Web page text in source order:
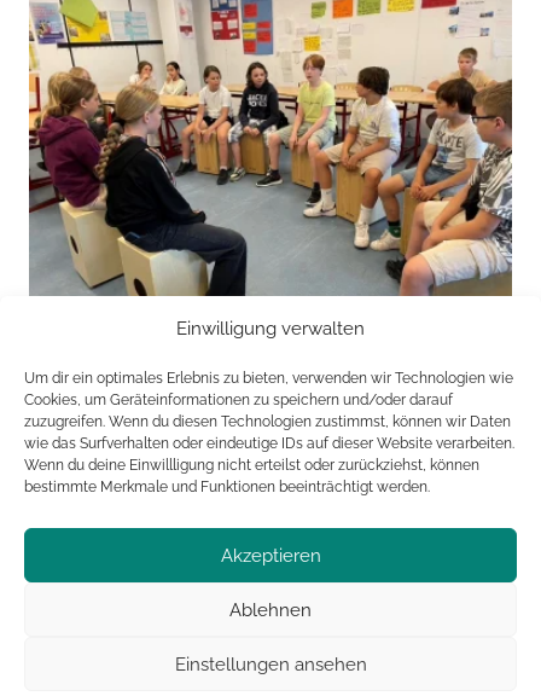
Einwilligung verwalten
Um dir ein optimales Erlebnis zu bieten, verwenden wir Technologien wie
Cookies, um Geräteinformationen zu speichern und/oder darauf
zuzugreifen. Wenn du diesen Technologien zustimmst, können wir Daten
wie das Surfverhalten oder eindeutige IDs auf dieser Website verarbeiten.
Wenn du deine Einwillligung nicht erteilst oder zurückziehst, können
bestimmte Merkmale und Funktionen beeinträchtigt werden.
Akzeptieren
Ablehnen
Einstellungen ansehen
Alles auf einem Blick:
Projekte
Impressum